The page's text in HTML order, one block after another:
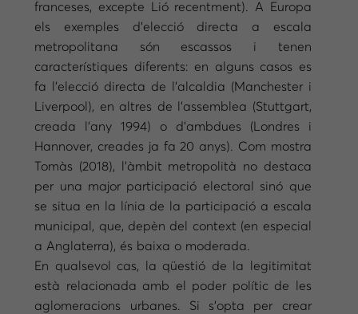
franceses, excepte Lió recentment). A Europa
els exemples d’elecció directa a escala
metropolitana són escassos i tenen
característiques diferents: en alguns casos es
fa l’elecció directa de l’alcaldia (Manchester i
Liverpool), en altres de l’assemblea (Stuttgart,
creada l’any 1994) o d’ambdues (Londres i
Hannover, creades ja fa 20 anys). Com mostra
Tomàs (2018), l’àmbit metropolità no destaca
per una major participació electoral sinó que
se situa en la línia de la participació a escala
municipal, que, depèn del context (en especial
a Anglaterra), és baixa o moderada.
En qualsevol cas, la qüestió de la legitimitat
està relacionada amb el poder polític de les
aglomeracions urbanes. Si s’opta per crear